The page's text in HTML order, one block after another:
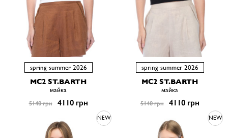
spring-summer 2026
MC2 ST.BARTH
майка
5140 грн 4110 грн
spring-summer 2026
MC2 ST.BARTH
майка
5140 грн 4110 грн
NEW NEW